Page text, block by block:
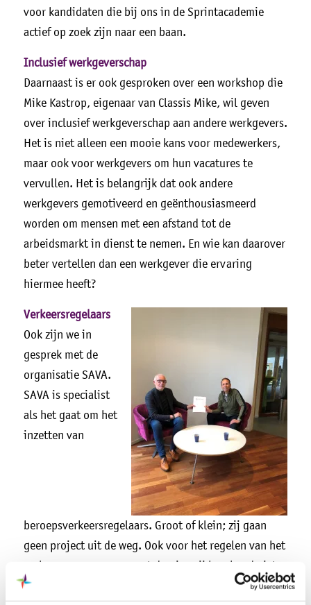
voor kandidaten die bij ons in de Sprintacademie
actief op zoek zijn naar een baan.
Inclusief werkgeverschap
Daarnaast is er ook gesproken over een workshop die
Mike Kastrop, eigenaar van Classis Mike, wil geven
over inclusief werkgeverschap aan andere werkgevers.
Het is niet alleen een mooie kans voor medewerkers,
maar ook voor werkgevers om hun vacatures te
vervullen. Het is belangrijk dat ook andere
werkgevers gemotiveerd en geënthousiasmeerd
worden om mensen met een afstand tot de
arbeidsmarkt in dienst te nemen. En wie kan daarover
beter vertellen dan een werkgever die ervaring
hiermee heeft?
Verkeersregelaars
Ook zijn we in
gesprek met de
organisatie SAVA.
SAVA is specialist
als het gaat om het
inzetten van
beroepsverkeersregelaars. Groot of klein; zij gaan
geen project uit de weg. Ook voor het regelen van het
verkeer op een evenement draaien zij hun hand niet
om. SAVA heeft een netwerk van ruim 100